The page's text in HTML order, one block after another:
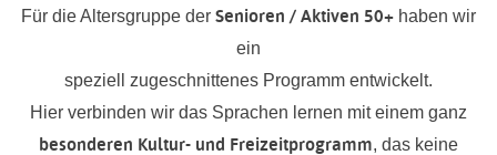
Für die Altersgruppe der Senioren / Aktiven 50+ haben wir
ein
speziell zugeschnittenes Programm entwickelt.
Hier verbinden wir das Sprachen lernen mit einem ganz
besonderen Kultur- und Freizeitprogramm, das keine